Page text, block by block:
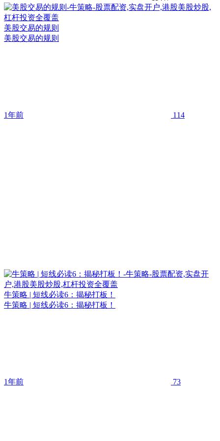
美股交易的规则
美股交易的规则
1年前 114
牛策略 | 短线必读6：揭秘打板！
牛策略 | 短线必读6：揭秘打板！
1年前 73